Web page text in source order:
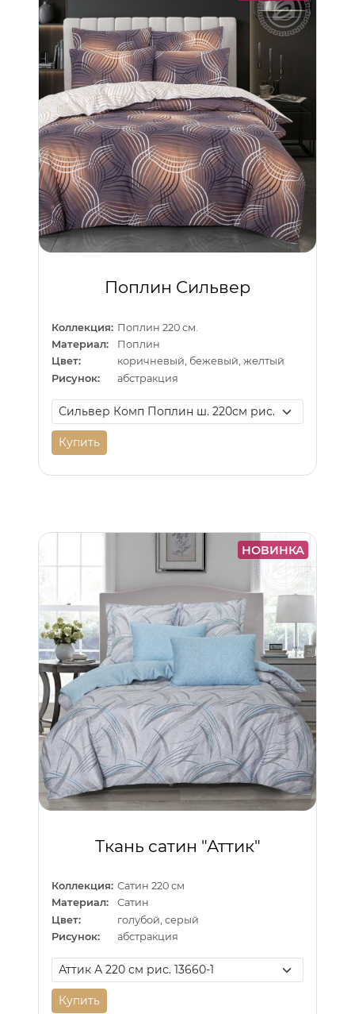
Поплин Сильвер
Коллекция: Поплин 220 см.
Материал:
Поплин
Цвет:
коричневый, бежевый, желтый
Рисунок:
абстракция
Купить
НОВИНКА
Ткань сатин "Аттик"
Коллекция: Сатин 220 см
Материал:
Сатин
Цвет:
голубой, серый
Рисунок:
абстракция
Купить